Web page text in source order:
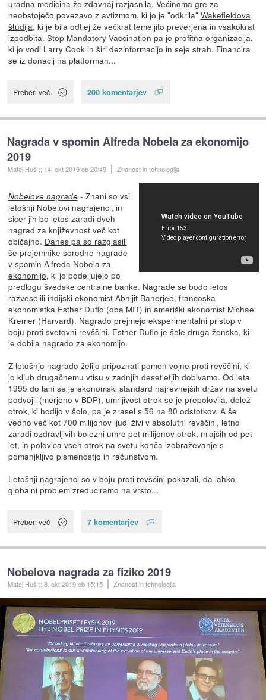
uradna medicina že zdavnaj razjasnila. Večinoma gre za
neobstoječo povezavo z avtizmom, ki jo je "odkrila" Wakefieldova
študija, ki je bila odtlej že večkrat temeljito preverjena in vsakokrat
izpodbita. Stop Mandatory Vaccination pa je profitna organizacija,
ki jo vodi Larry Cook in širi dezinformacijo in seje strah. Financira
se iz donacij na platformah...
Preberi več 200 komentarjev
Nagrada v spomin Alfreda Nobela za ekonomijo
2019
Matej Huš :: 14. okt 2019ob 20:49 Znanost in tehnologija
Nobelove nagrade- Znani so vsi
letošnji Nobelovi nagrajenci, in
sicer jih bo letos zaradi dveh
nagrad za književnost več kot
običajno. Danes pa so razglasili
še prejemnike sorodne nagrade
v spomin Alfreda Nobela za
ekonomijo, ki jo podeljujejo po
predlogu švedske centralne banke. Nagrade se bodo letos
razveselili indijski ekonomist Abhijit Banerjee, francoska
ekonomistka Esther Duflo (oba MIT) in ameriški ekonomist Michael
Kremer (Harvard). Nagrado prejmejo eksperimentalni pristop v
boju proti svetovni revščini. Esther Duflo je šele druga ženska, ki
je dobila nagrado za ekonomijo.
Z letošnjo nagrado želijo pripoznati pomen vojne proti revščini, ki
jo kljub drugačnemu vtisu v zadnjih desetletjih dobivamo. Od leta
1995 do lani se je ekonomski standard najrevnejših držav na svetu
podvojil (merjeno v BDP), umrljivost otrok se je prepolovila, delež
otrok, ki hodijo v šolo, pa je zrasel s 56 na 80 odstotkov. A še
vedno več kot 700 milijonov ljudi živi v absolutni revščini, letno
zaradi ozdravljivih bolezni umre pet milijonov otrok, mlajših od pet
let, in polovica vseh otrok na svetu konča izobraževanje s
pomanjkljivo pismenostjo in računstvom.
Letošnji nagrajenci so v boju proti revščini pokazali, da lahko
globalni problem zreduciramo na vrsto...
Preberi več 7 komentarjev
Nobelova nagrada za fiziko 2019
Matej Huš ::8. okt 2019ob 15:15 Znanost in tehnologija